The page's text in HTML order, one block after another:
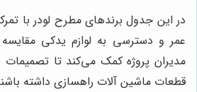
در این جدول برندهای مطرح لودر با
عمر و دسترسی به لوازم یدکی
مدیران پروژه کمک می‌کند تا
قطعات ماشین آلات راهسازی داشته